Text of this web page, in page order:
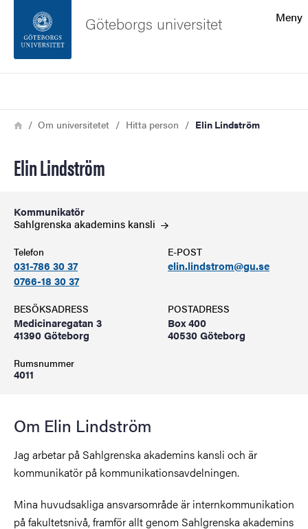
Sidfoten
Meny
Göteborgs universitet
Länkstig
HemOm universitetet Hitta person Elin Lindström
Elin Lindström
Kommunikatör
Sahlgrenska akademins kansli
Telefon
031-786 30 37
0766-18 30 37
E-POST
elin.lindstrom@gu.se
BESÖKSADRESS
Medicinaregatan 3
41390 Göteborg
Rumsnummer
4011
POSTADRESS
Box 400
40530 Göteborg
Om Elin Lindström
Jag arbetar på Sahlgrenska akademins kansli och är
kommunikatör på kommunikationsavdelningen.
Mina huvudsakliga ansvarsområde är internkommunikation
på fakultetsnivå, framför allt genom Sahlgrenska akademins